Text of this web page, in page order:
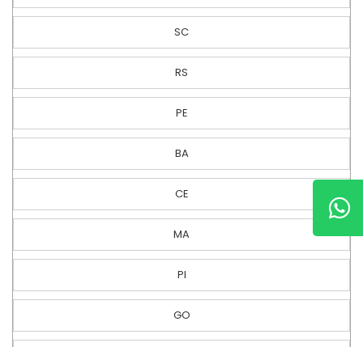
SC
RS
PE
BA
CE
MA
PI
GO